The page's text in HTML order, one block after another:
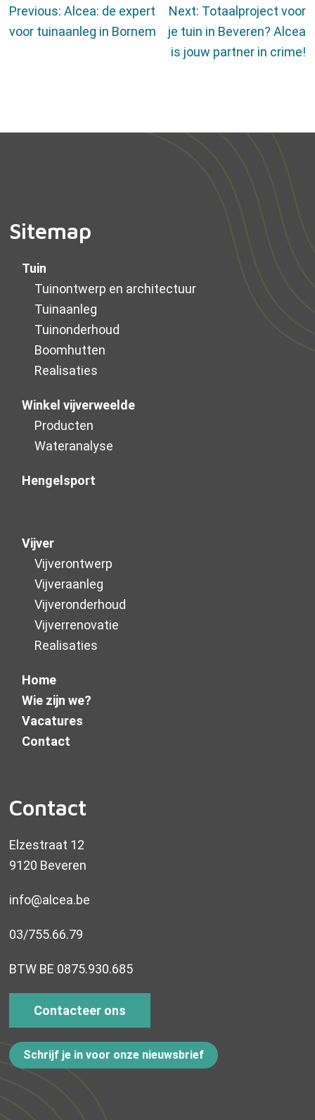
Berichtnavigatie
Previous: Alcea: de expert
voor tuinaanleg in Bornem
Next: Totaalproject voor
je tuin in Beveren? Alcea
is jouw partner in crime!
Sitemap
Tuin
Tuinontwerp en architectuur
Tuinaanleg
Tuinonderhoud
Boomhutten
Realisaties
Winkel vijverweelde
Producten
Wateranalyse
Hengelsport
Vijver
Vijverontwerp
Vijveraanleg
Vijver­onderhoud
Vijverrenovatie
Realisaties
Home
Wie zijn we?
Vacatures
Contact
Contact
Elzestraat 12
9120 Beveren
info@alcea.be
03/755.66.79
BTW BE 0875.930.685
Contacteer ons
Schrijf je in voor onze nieuwsbrief